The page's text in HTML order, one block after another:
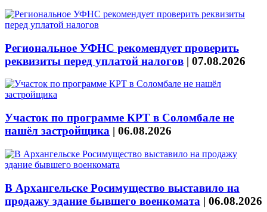
Региональное УФНС рекомендует проверить
реквизиты перед уплатой налогов | 07.08.2026
Участок по программе КРТ в Соломбале не
нашёл застройщика | 06.08.2026
В Архангельске Росимущество выставило на
продажу здание бывшего военкомата | 06.08.2026